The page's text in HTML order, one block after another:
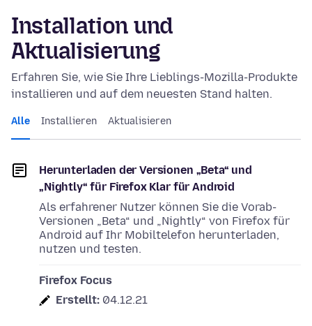
Installation und
Aktualisierung
Erfahren Sie, wie Sie Ihre Lieblings-Mozilla-Produkte
installieren und auf dem neuesten Stand halten.
Alle Installieren Aktualisieren
Herunterladen der Versionen „Beta“ und
„Nightly“ für Firefox Klar für Android
Als erfahrener Nutzer können Sie die Vorab-
Versionen „Beta“ und „Nightly“ von Firefox für
Android auf Ihr Mobiltelefon herunterladen,
nutzen und testen.
Firefox Focus
Erstellt: 04.12.21